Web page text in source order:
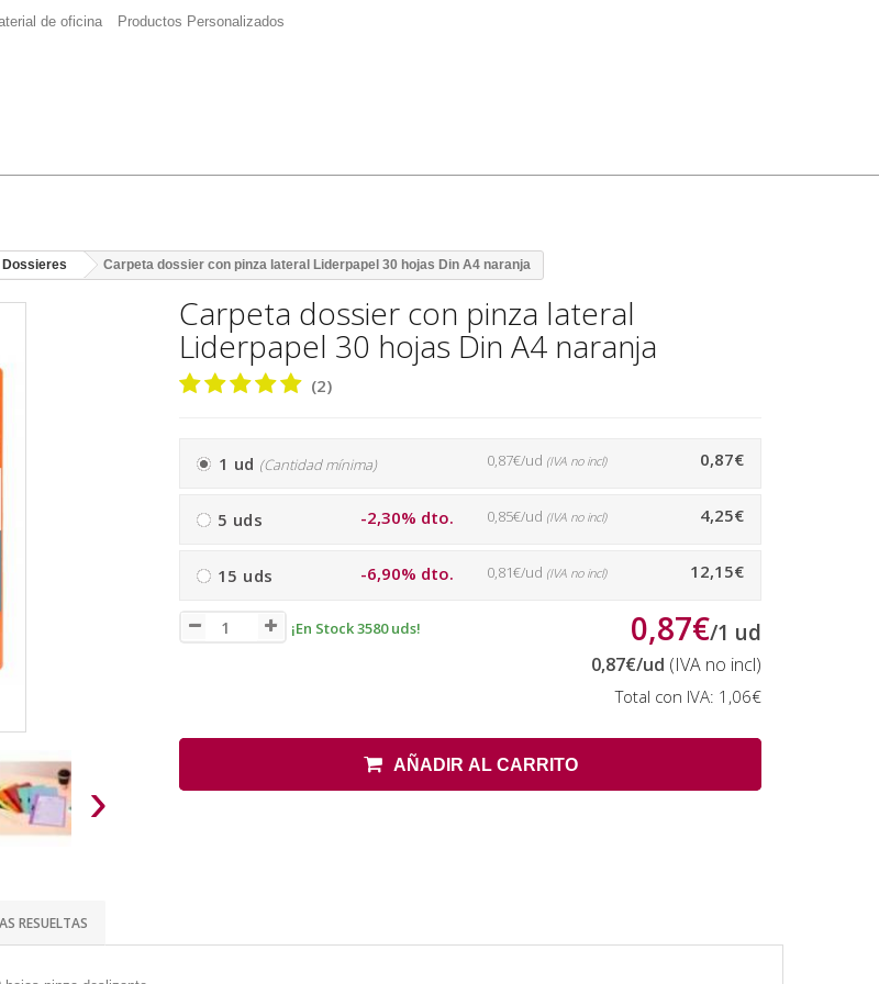
de oficina Productos Personalizados
Carpeta dossier con pinza lateral Liderpapel 30 hojas Din A4 naranja
›
Carpeta dossier con pinza lateral
Liderpapel 30 hojas Din A4 naranja
(2)
1 ud (Cantidad mínima) 0,87€
0,87€/ud (IVA no incl)
5 uds -2,30% dto. 4,25€
0,85€/ud (IVA no incl)
15 uds -6,90% dto. 12,15€
0,81€/ud (IVA no incl)
¡En Stock 3580 uds! 0,87€/1 ud
0,87€/ud (IVA no incl)
Total con IVA: 1,06€
AÑADIR AL CARRITO
RESUELTAS